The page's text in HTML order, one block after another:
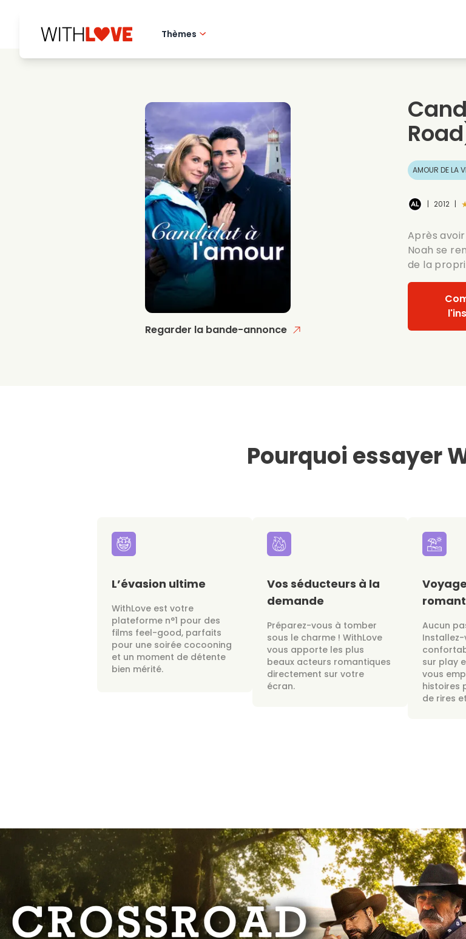
Thèmes
Mysteres
Date
Regarder la bande-annonce
AMOUR DE LA
| 2012 |
Après
Noah se
de la
Pourquoi essayer
L’évasion ultime
WithLove est votre
plateforme n°1 pour des
films feel-good, parfaits
pour une soirée cocooning
et un moment de détente
bien mérité.
Vos séducteurs à la
demande
Préparez-vous à tomber
sous le charme ! WithLove
vous apporte les plus
beaux acteurs romantiques
directement sur votre
écran.
Aucun
Installez-
sur play
vous
histoires
de rires